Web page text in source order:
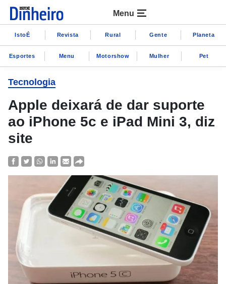
Menu
IstoÉ Revista Rural Gente Planeta
Esportes Menu Motorshow Mulher Pet
Tecnologia
Apple deixará de dar suporte
ao iPhone 5c e iPad Mini 3, diz
site